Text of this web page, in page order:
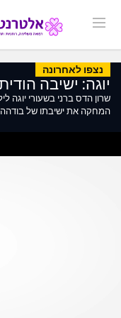
נצפו לאחרונה
יוגה: ישיבה
שרון הדס ברני בשעורי יוגה
המחקה את ישיבתו של